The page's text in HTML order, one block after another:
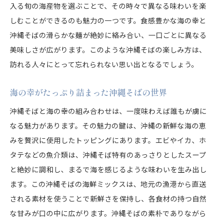
入る旬の海産物を選ぶことで、その時々で異なる味わいを楽
しむことができるのも魅力の一つです。食感豊かな海の幸と
沖縄そばの滑らかな麺が絶妙に絡み合い、一口ごとに異なる
美味しさが広がります。このような沖縄そばの楽しみ方は、
訪れる人々にとって忘れられない思い出となるでしょう。
海の幸がたっぷり詰まった沖縄そばの世界
沖縄そばと海の幸の組み合わせは、一度味わえば誰もが虜に
なる魅力があります。その魅力の鍵は、沖縄の新鮮な海の恵
みを贅沢に使用したトッピングにあります。エビやイカ、ホ
タテなどの魚介類は、沖縄そば特有のあっさりとしたスープ
と絶妙に調和し、まるで海を感じるような味わいを生み出し
ます。この沖縄そばの海鮮ミックスは、地元の漁港から直送
される素材を使うことで新鮮さを保持し、各食材の持つ自然
な甘みが口の中に広がります。沖縄そばの素朴でありながら